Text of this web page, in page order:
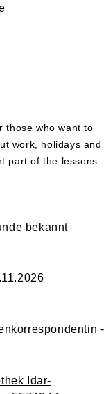
those who want to
work, holidays and
part of the lessons.
bekannt
-
Idar-